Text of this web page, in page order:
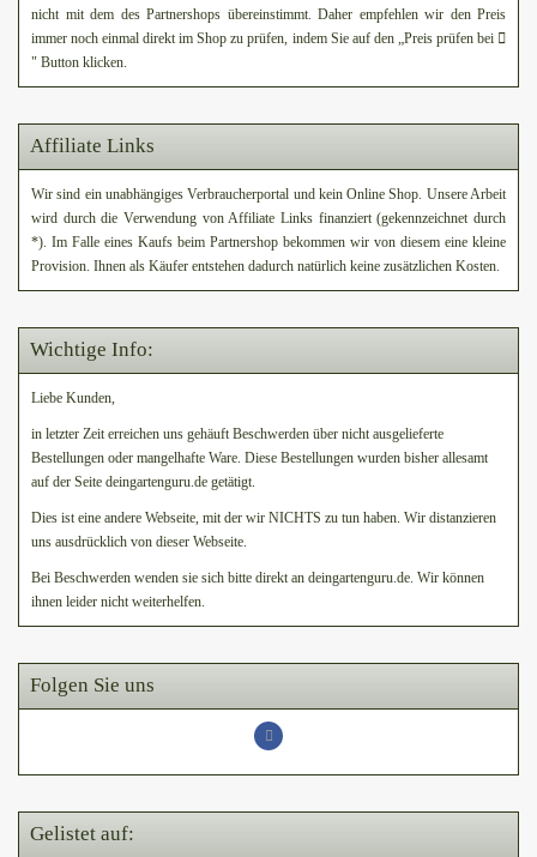
nicht mit dem des Partnershops übereinstimmt. Daher empfehlen wir den Preis
immer noch einmal direkt im Shop zu prüfen, indem Sie auf den „Preis prüfen bei
" Button klicken.
Affiliate Links
Wir sind ein unabhängiges Verbraucherportal und kein Online Shop. Unsere Arbeit
wird durch die Verwendung von Affiliate Links finanziert (gekennzeichnet durch
*). Im Falle eines Kaufs beim Partnershop bekommen wir von diesem eine kleine
Provision. Ihnen als Käufer entstehen dadurch natürlich keine zusätzlichen Kosten.
Wichtige Info:
Liebe Kunden,
in letzter Zeit erreichen uns gehäuft Beschwerden über nicht ausgelieferte
Bestellungen oder mangelhafte Ware. Diese Bestellungen wurden bisher allesamt
auf der Seite deingartenguru.de getätigt.
Dies ist eine andere Webseite, mit der wir NICHTS zu tun haben. Wir distanzieren
uns ausdrücklich von dieser Webseite.
Bei Beschwerden wenden sie sich bitte direkt an deingartenguru.de. Wir können
ihnen leider nicht weiterhelfen.
Folgen Sie uns
Gelistet auf: